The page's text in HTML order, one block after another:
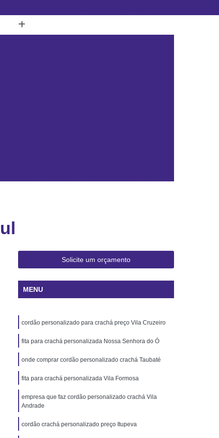
Catarina
de Janeiro
Catarina
Cordão de Crachá
Cordão para Crachá Digital
Cordão Poliéster para Crachá
Cordão para Crachá
Personalizados Santa Catarina
Personalizada Rio de Janeiro
Crachá Minas Gerais
Personalizada Rio de Janeiro
Rio Grande do Sul
Solicite um orçamento
MENU
cordão personalizado para crachá preço Vila Cruzeiro
fita para crachá personalizada Nossa Senhora do Ó
onde comprar cordão personalizado crachá Taubaté
fita para crachá personalizada Vila Formosa
empresa que faz cordão personalizado crachá Vila
Andrade
cordão crachá personalizado preço Itupeva